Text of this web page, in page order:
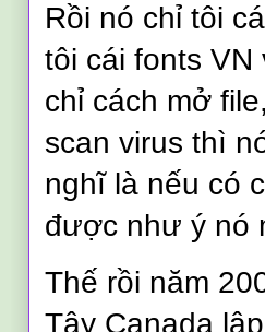
Rồi nó chỉ tôi
tôi cái fonts VN
chỉ cách mở
scan virus thì
nghĩ là nếu có
được như ý nó
Thế rồi năm
Tây Canada